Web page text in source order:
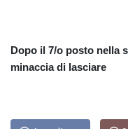
Dopo il 7/o posto nella
minaccia di lasciare